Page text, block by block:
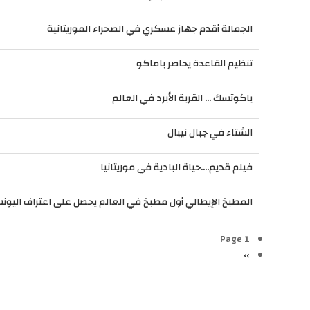
الجمالة أقدم جهاز عسكري في الصحراء الموريتانية
تنظيم القاعدة يحاصر باماكو
ياكوتسك ... القرية الأبرد في العالم
الشتاء في جبال نيبال
فيلم قديم....حياة البادية في موريتانيا
المطبخ الإيطالي أول مطبخ في العالم يحصل على اعتراف
Pagination
Page 1
الصفحة
››